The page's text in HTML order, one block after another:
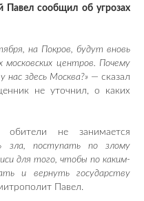
Павел сообщил об угрозах
на Покров, будут вновь
центров. Почему
нас здесь Москва?»— сказал
не уточнил, о каких
не занимается
зла, поступать по злому
для того, чтобы по каким-
и вернуть государству
Павел.